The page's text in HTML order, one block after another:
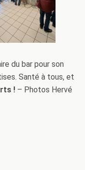
du bar pour son
Santé à tous, et
! – Photos Hervé